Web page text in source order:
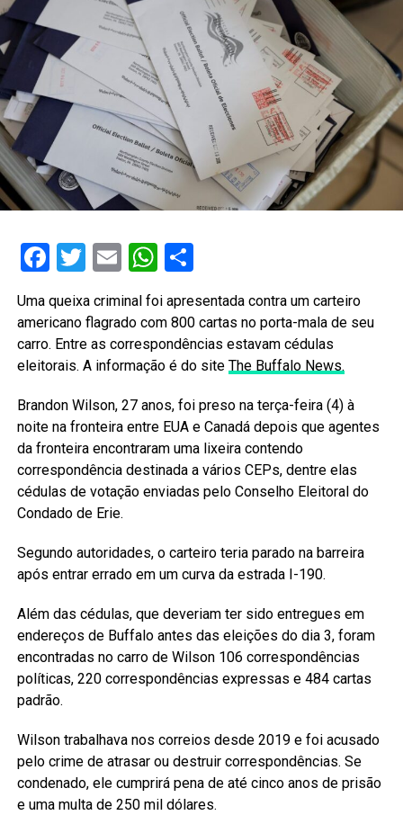
Facebook
Twitter
EmailWhatsApp
Share
Uma queixa criminal foi apresentada contra um carteiro
americano flagrado com 800 cartas no porta-mala de seu
carro. Entre as correspondências estavam cédulas
eleitorais. A informação é do site The Buffalo News.
Brandon Wilson, 27 anos, foi preso na terça-feira (4) à
noite na fronteira entre EUA e Canadá depois que agentes
da fronteira encontraram uma lixeira contendo
correspondência destinada a vários CEPs, dentre elas
cédulas de votação enviadas pelo Conselho Eleitoral do
Condado de Erie.
Segundo autoridades, o carteiro teria parado na barreira
após entrar errado em um curva da estrada I-190.
Além das cédulas, que deveriam ter sido entregues em
endereços de Buffalo antes das eleições do dia 3, foram
encontradas no carro de Wilson 106 correspondências
políticas, 220 correspondências expressas e 484 cartas
padrão.
Wilson trabalhava nos correios desde 2019 e foi acusado
pelo crime de atrasar ou destruir correspondências. Se
condenado, ele cumprirá pena de até cinco anos de prisão
e uma multa de 250 mil dólares.